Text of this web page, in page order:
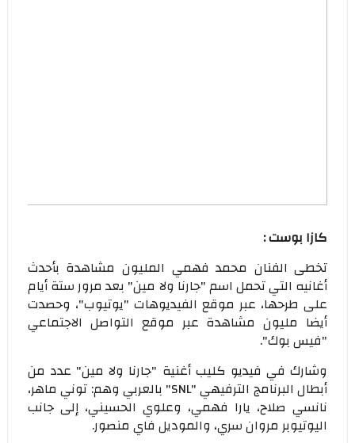
كازا بوست :
تخطى الفنان محمد فهمي المليون مشاهدة بأحدث
أغانيه التي تحمل اسم "جارنا ولا مين" بعد مرور ستة أيام
على طرحها، عبر موقع الفيديوهات "يوتيوب"، وحصدت
أيضا مليون مشاهدة عبر موقع التواصل الاجتماعي
"فيس بوك".
وشارك في فيديو كليب أغنية "جارنا ولا مين" عدد من
أبطال البرنامج الترفيهي "SNL" بالعربي وهم: توني ماهر،
نانسي صلاح، يارا فهمي، وعلوي الحسيني، إلى جانب
اليوتيوبر مروان سري، والموديل فاي منصور.